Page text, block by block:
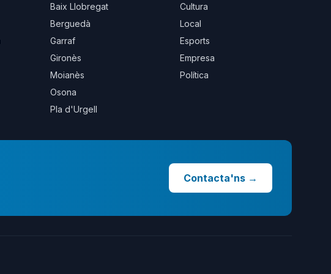
Baix Llobregat
Berguedà
Garraf
Gironès
Moianès
Osona
Pla d'Urgell
Cultura
Local
Esports
Empresa
Política
Contacta'ns →